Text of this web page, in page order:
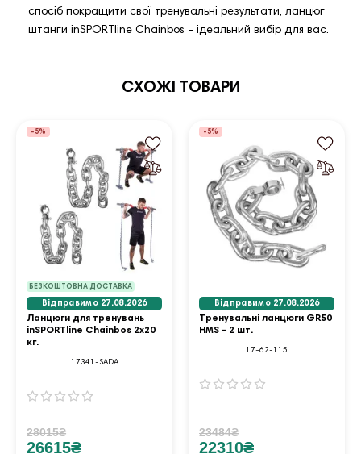
спосіб покращити свої тренувальні результати, ланцюг
штанги inSPORTline Chainbos - ідеальний вибір для вас.
СХОЖІ ТОВАРИ
БЕЗКОШТОВНА ДОСТАВКА
-5%
Відправимо 27.08.2026
Ланцюги для тренувань
inSPORTline Chainbos 2x20
кг.
17341-SADA
28015₴
26615₴
-5%
Відправимо 27.08.2026
Тренувальні ланцюги GR50
HMS - 2 шт.
17-62-115
23484₴
22310₴